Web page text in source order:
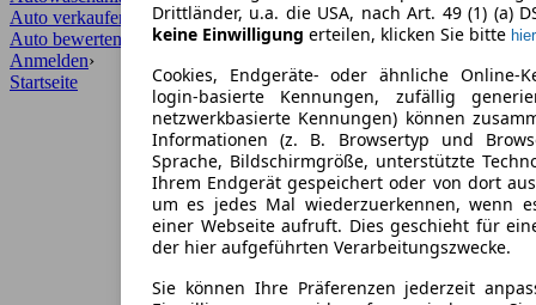
Auto verkaufen
Auto bewerten
Anmelden›
Drittländer, u.a. die USA, nach Art. 49 (1) (a)
keine Einwilligung erteilen, klicken Sie bitte hier
Cookies, Endgeräte- oder ähnliche Online-
login-basierte Kennungen, zufällig
netzwerkbasierte Kennungen) können
Informationen (z. B. Browsertyp und
Sprache, Bildschirmgröße, unterstützte
Ihrem Endgerät gespeichert oder von dort
um es jedes Mal wiederzuerkennen, wenn
einer Webseite aufruft. Dies geschieht für
der hier aufgeführten Verarbeitungszwecke.
Sie können Ihre Präferenzen jederzeit
Startseite